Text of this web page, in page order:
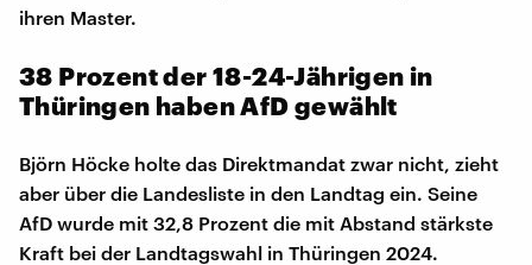
ihren Master.
38 Prozent der 18-24-Jährigen in
Thüringen haben AfD gewählt
Björn Höcke holte das Direktmandat zwar nicht, zieht
aber über die Landesliste in den Landtag ein. Seine
AfD wurde mit 32,8 Prozent die mit Abstand stärkste
Kraft bei der Landtagswahl in Thüringen 2024.